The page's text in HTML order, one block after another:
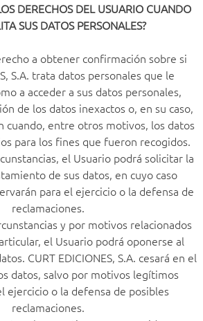
DERECHOS DEL USUARIO CUANDO
SUS DATOS PERSONALES?
a obtener confirmación sobre si
S.A. trata datos personales que le
a acceder a sus datos personales,
de los datos inexactos o, en su caso,
cuando, entre otros motivos, los datos
para los fines que fueron recogidos.
el Usuario podrá solicitar la
de sus datos, en cuyo caso
para el ejercicio o la defensa de
reclamaciones.
y por motivos relacionados
el Usuario podrá oponerse al
CURT EDICIONES, S.A. cesará en el
datos, salvo por motivos legítimos
ejercicio o la defensa de posibles
reclamaciones.